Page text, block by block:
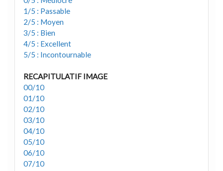
1/5 : Passable
2/5 : Moyen
3/5 : Bien
4/5 : Excellent
5/5 : Incontournable
RECAPITULATIF IMAGE
00/10
01/10
02/10
03/10
04/10
05/10
06/10
07/10